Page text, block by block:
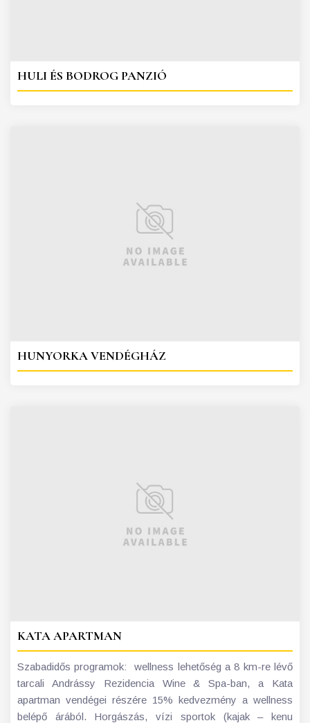
HULI ÉS BODROG PANZIÓ
HUNYORKA VENDÉGHÁZ
KATA APARTMAN
Szabadidős programok: wellness lehetőség a 8 km-re lévő
tarcali Andrássy Rezidencia Wine & Spa-ban, a Kata
apartman vendégei részére 15% kedvezmény a wellness
belépő árából. Horgászás, vízi sportok (kajak – kenu